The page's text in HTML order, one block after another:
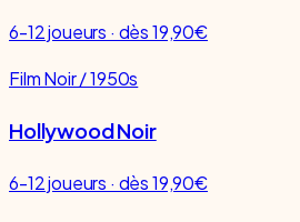
6-12 joueurs · dès 19,90€
Film Noir / 1950s
Hollywood Noir
6-12 joueurs · dès 19,90€